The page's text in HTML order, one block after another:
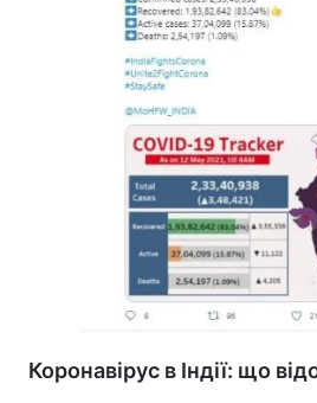
Коронавірус в Індії: що